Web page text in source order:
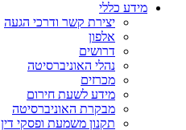
מידע כללי
יצירת קשר ודרכי הגעה
אלפון
דרושים
נהלי האוניברסיטה
מכרזים
מידע לשעת חירום
מבקרת האוניברסיטה
תקנון משמעת ופסקי דין